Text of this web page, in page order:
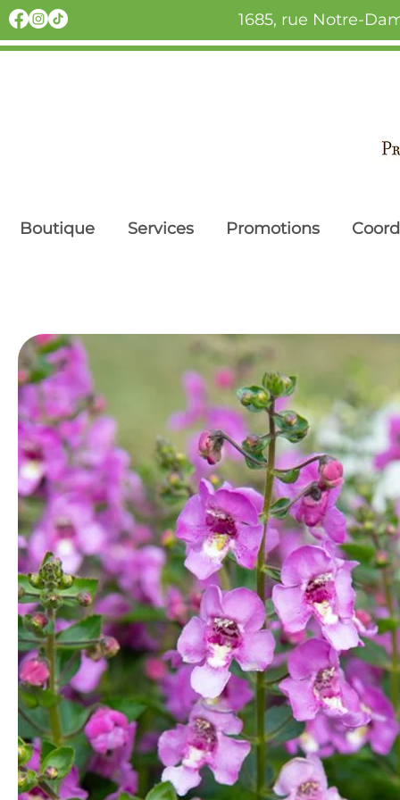
1685, rue Notre-
Boutique Services Promotions